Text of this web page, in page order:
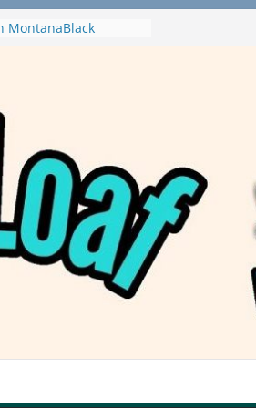
MontanaBlack
Pizza von Dr. Oetker
Swirl
– mein Testvideo!